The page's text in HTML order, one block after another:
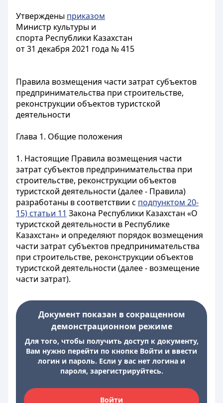
Утверждены приказом
Министр культуры и
спорта Республики Казахстан
от 31 декабря 2021 года № 415
Правила возмещения части затрат субъектов
предпринимательства при строительстве,
реконструкции объектов туристской
деятельности
Глава 1. Общие положения
1. Настоящие Правила возмещения части
затрат субъектов предпринимательства при
строительстве, реконструкции объектов
туристской деятельности (далее - Правила)
разработаны в соответствии с подпунктом 20-
15) статьи 11 Закона Республики Казахстан «О
туристской деятельности в Республике
Казахстан» и определяют порядок возмещения
части затрат субъектов предпринимательства
при строительстве, реконструкции объектов
туристской деятельности (далее - возмещение
части затрат).
Документ показан в сокращенном
демонстрационном режиме
Для того, чтобы получить доступ к документу,
Вам нужно перейти по кнопке Войти и ввести
логин и пароль. Если у вас нет логина и
пароля, зарегистрируйтесь.
Войти